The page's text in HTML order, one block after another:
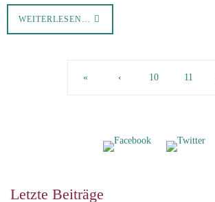
WEITERLESEN…
« ‹ 10 11
Letzte Beiträge